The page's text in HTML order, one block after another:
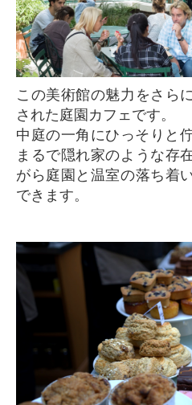
この美術館の魅力をさらに高めているのが、併設
された庭園カフェです。
中庭の一角にひっそりと佇
まるで隠れ家のような存
がら庭園と温室の落ち着
できます。